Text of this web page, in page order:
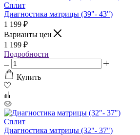
Сплит
Диагностика матрицы (39"- 43")
1 199 ₽
Варианты цен
1 199 ₽
Подробности
Купить
Сплит
Диагностика матрицы (32"- 37")